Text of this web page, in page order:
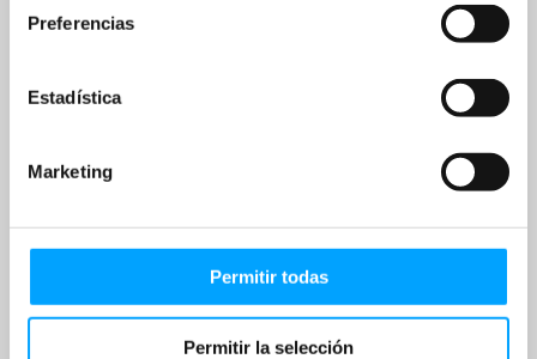
Preferencias
Estadística
Marketing
Permitir todas
Permitir la selección